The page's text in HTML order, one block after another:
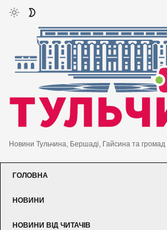
Новини Тульчина, Бершаді, Гайсина та
ГОЛОВНА
НОВИНИ
НОВИНИ ВІД ЧИТАЧІВ